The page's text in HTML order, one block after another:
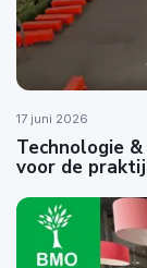
17 juni 2026
Technologie
voor de